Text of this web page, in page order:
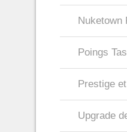
Nuketown
Poings
Prestige
Upgrade